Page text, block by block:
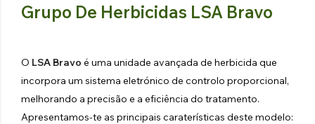
Grupo De Herbicidas LSA Bravo
O LSA Bravo é uma unidade avançada de herbicida que
incorpora um sistema eletrónico de controlo proporcional,
melhorando a precisão e a eficiência do tratamento.
Apresentamos-te as principais caraterísticas deste modelo: